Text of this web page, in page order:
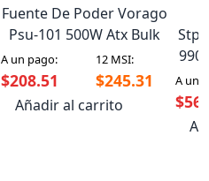
Fuente De Poder Vorago
Psu-101 500W Atx Bulk
A un pago: 12 MSI:
$208.51 $245.31
Añadir al carrito
A un